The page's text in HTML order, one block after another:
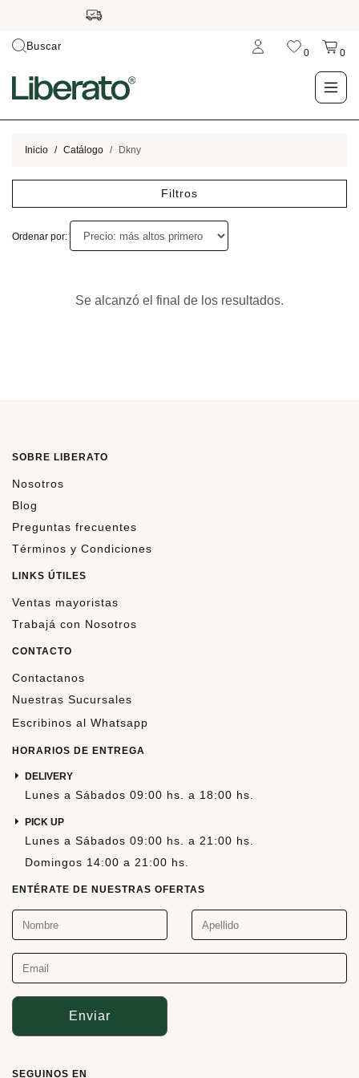
Buscar
0 0
LO NUEVO
OUTLET
Inicio Catálogo Dkny
Filtros
Ordenar por:
Se alcanzó el final de los resultados.
SOBRE LIBERATO
Nosotros
Blog
Preguntas frecuentes
Términos y Condiciones
LINKS ÚTILES
Ventas mayoristas
Trabajá con Nosotros
CONTACTO
Contactanos
Nuestras Sucursales
Escribinos al Whatsapp
HORARIOS DE ENTREGA
DELIVERY
Lunes a Sábados 09:00 hs. a 18:00 hs.
PICK UP
Lunes a Sábados 09:00 hs. a 21:00 hs.
Domingos 14:00 a 21:00 hs.
ENTÉRATE DE NUESTRAS OFERTAS
Enviar
SEGUINOS EN